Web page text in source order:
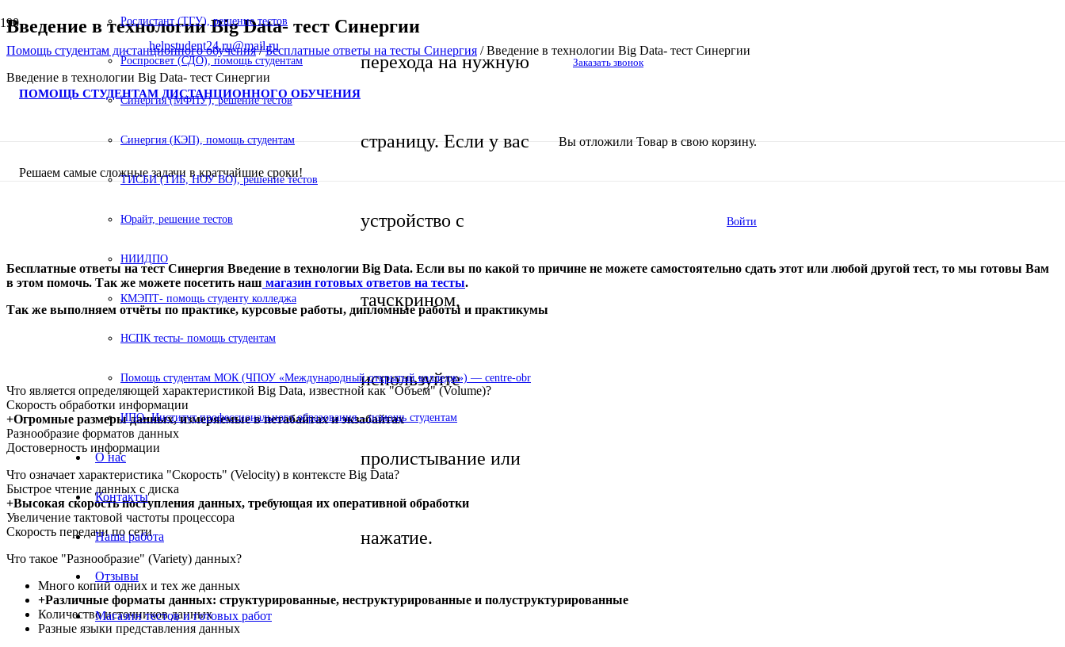
helpstudent24.ru@mail.ru
ПОМОЩЬ СТУДЕНТАМ ДИСТАНЦИОННОГО ОБУЧЕНИЯ
Решаем самые сложные задачи в кратчайшие сроки!
перехода на нужную
страницу. Если у вас
устройство с
тачскрином,
используйте
пролистывание или
нажатие.
Заказать звонок
Вы отложили Товар в свою корзину.
Войти
Росдистант (ТГУ), решение тестов
Роспросвет (СДО), помощь студентам
Синергия (МФПУ), решение тестов
Синергия (КЭП), помощь студентам
ТИСБИ (ТИБ, НОУ ВО), решение тестов
Юрайт, решение тестов
НИИДПО
КМЭПТ- помощь студенту колледжа
НСПК тесты- помощь студентам
Помощь студентам МОК (ЧПОУ «Международный открытый колледж») — centre-obr
ИПО- Институт профессионального образования – помощь студентам
О нас
Контакты
Наша работа
Отзывы
Магазин тестов и готовых работ
Введение в технологии Big Data- тест Синергии
Помощь студентам дистанционного обучения/Бесплатные ответы на тесты Синергия /Введение в технологии Big Data- тест Синергии
Введение в технологии Big Data- тест Синергии
Бесплатные ответы на тест Синергия Введение в технологии Big Data. Если вы по какой то причине не можете самостоятельно сдать этот или любой другой тест, то мы готовы Вам
в этом помочь. Так же можете посетить наш магазин готовых ответов на тесты.
Так же выполняем отчёты по практике, курсовые работы, дипломные работы и практикумы
Что является определяющей характеристикой Big Data, известной как "Объем" (Volume)?
Скорость обработки информации
+Огромные размеры данных, измеряемые в петабайтах и экзабайтах
Разнообразие форматов данных
Достоверность информации
Что означает характеристика "Скорость" (Velocity) в контексте Big Data?
Быстрое чтение данных с диска
+Высокая скорость поступления данных, требующая их оперативной обработки
Увеличение тактовой частоты процессора
Скорость передачи по сети
Что такое "Разнообразие" (Variety) данных?
Много копий одних и тех же данных
+Различные форматы данных: структурированные, неструктурированные и полуструктурированные
Количество источников данных
Разные языки представления данных